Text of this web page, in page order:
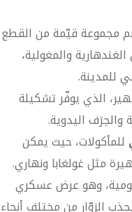
مجموعة قيّمة من القطع
والمغولية،
للمدينة.
الذي يوفّر تشكيلة
اليدوية.
للمأكولات، حيث يمكن
مثل غولغابا ونهاري.
وهو عرض عسكري
الزوّار من مختلف أنحاء